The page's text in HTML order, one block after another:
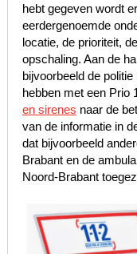
hebt gegeven wordt
eerdergenoemde
locatie, de prioriteit,
opschaling. Aan de
bijvoorbeeld de
hebben met een Prio
en sirenes naar de
van de informatie in
dat bijvoorbeeld
Brabant en de
Noord-Brabant